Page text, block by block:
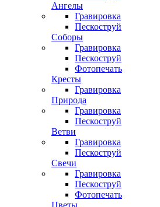
Ангелы
Гравировка
Пескоструй
Соборы
Гравировка
Пескоструй
Фотопечать
Кресты
Гравировка
Природа
Гравировка
Пескоструй
Ветви
Гравировка
Пескоструй
Свечи
Гравировка
Пескоструй
Фотопечать
Цветы